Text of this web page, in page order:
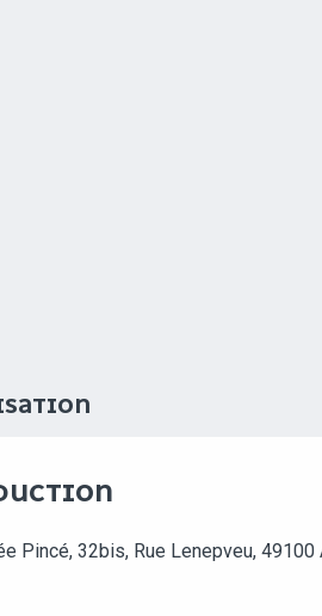
Pincé, 32bis, Rue Lenepveu, 49100